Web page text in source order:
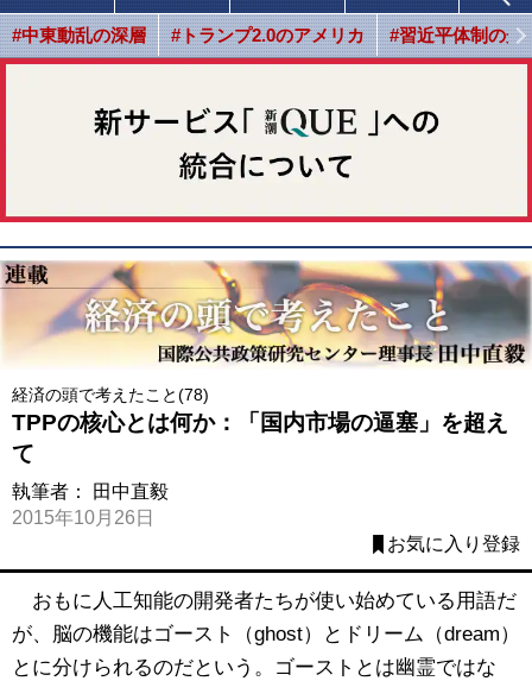
#中東動乱の深層 #トランプ2.0のアメリカ #習近平体制の光
経済の頭で考えたこと(78)
TPPの核心とは何か：「国内市場の逼塞」を超え
て
執筆者：
田中直毅
2015年10月26日
お気に入り登録
おもに人工知能の開発者たちが使い始めている用語だ
が、脳の機能はゴースト（ghost）とドリーム（dream）
とに分けられるのだという。ゴーストとは幽霊ではな